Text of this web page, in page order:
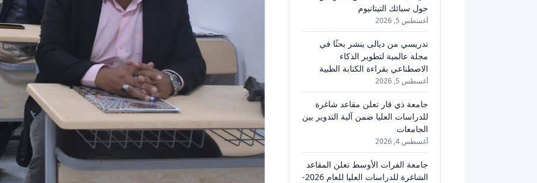
حول سبائك التيتانيوم
أغسطس 5, 2026
تدريسي من ديالى ينشر بحثًا في
مجلة عالمية لتطوير الذكاء
الاصطناعي بقراءة الكتابة الطبية
أغسطس 5, 2026
جامعة ذي قار تعلن مقاعد شاغرة
للدراسات العليا ضمن آلية التدوير بين
الجامعات
أغسطس 4, 2026
جامعة الفرات الأوسط تعلن المقاعد
الشاغرة للدراسات العليا للعام 2026-